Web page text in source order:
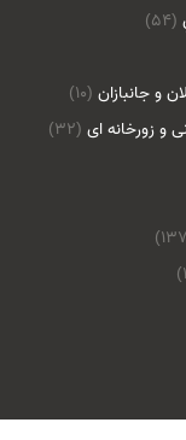
(54)
و جانبازان (10)
و زورخانه ای (32)